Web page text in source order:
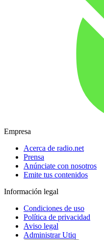
Empresa
Acerca de radio.net
Prensa
Anúnciate con nosotros
Emite tus contenidos
Información legal
Condiciones de uso
Política de privacidad
Aviso legal
Administrar Utiq